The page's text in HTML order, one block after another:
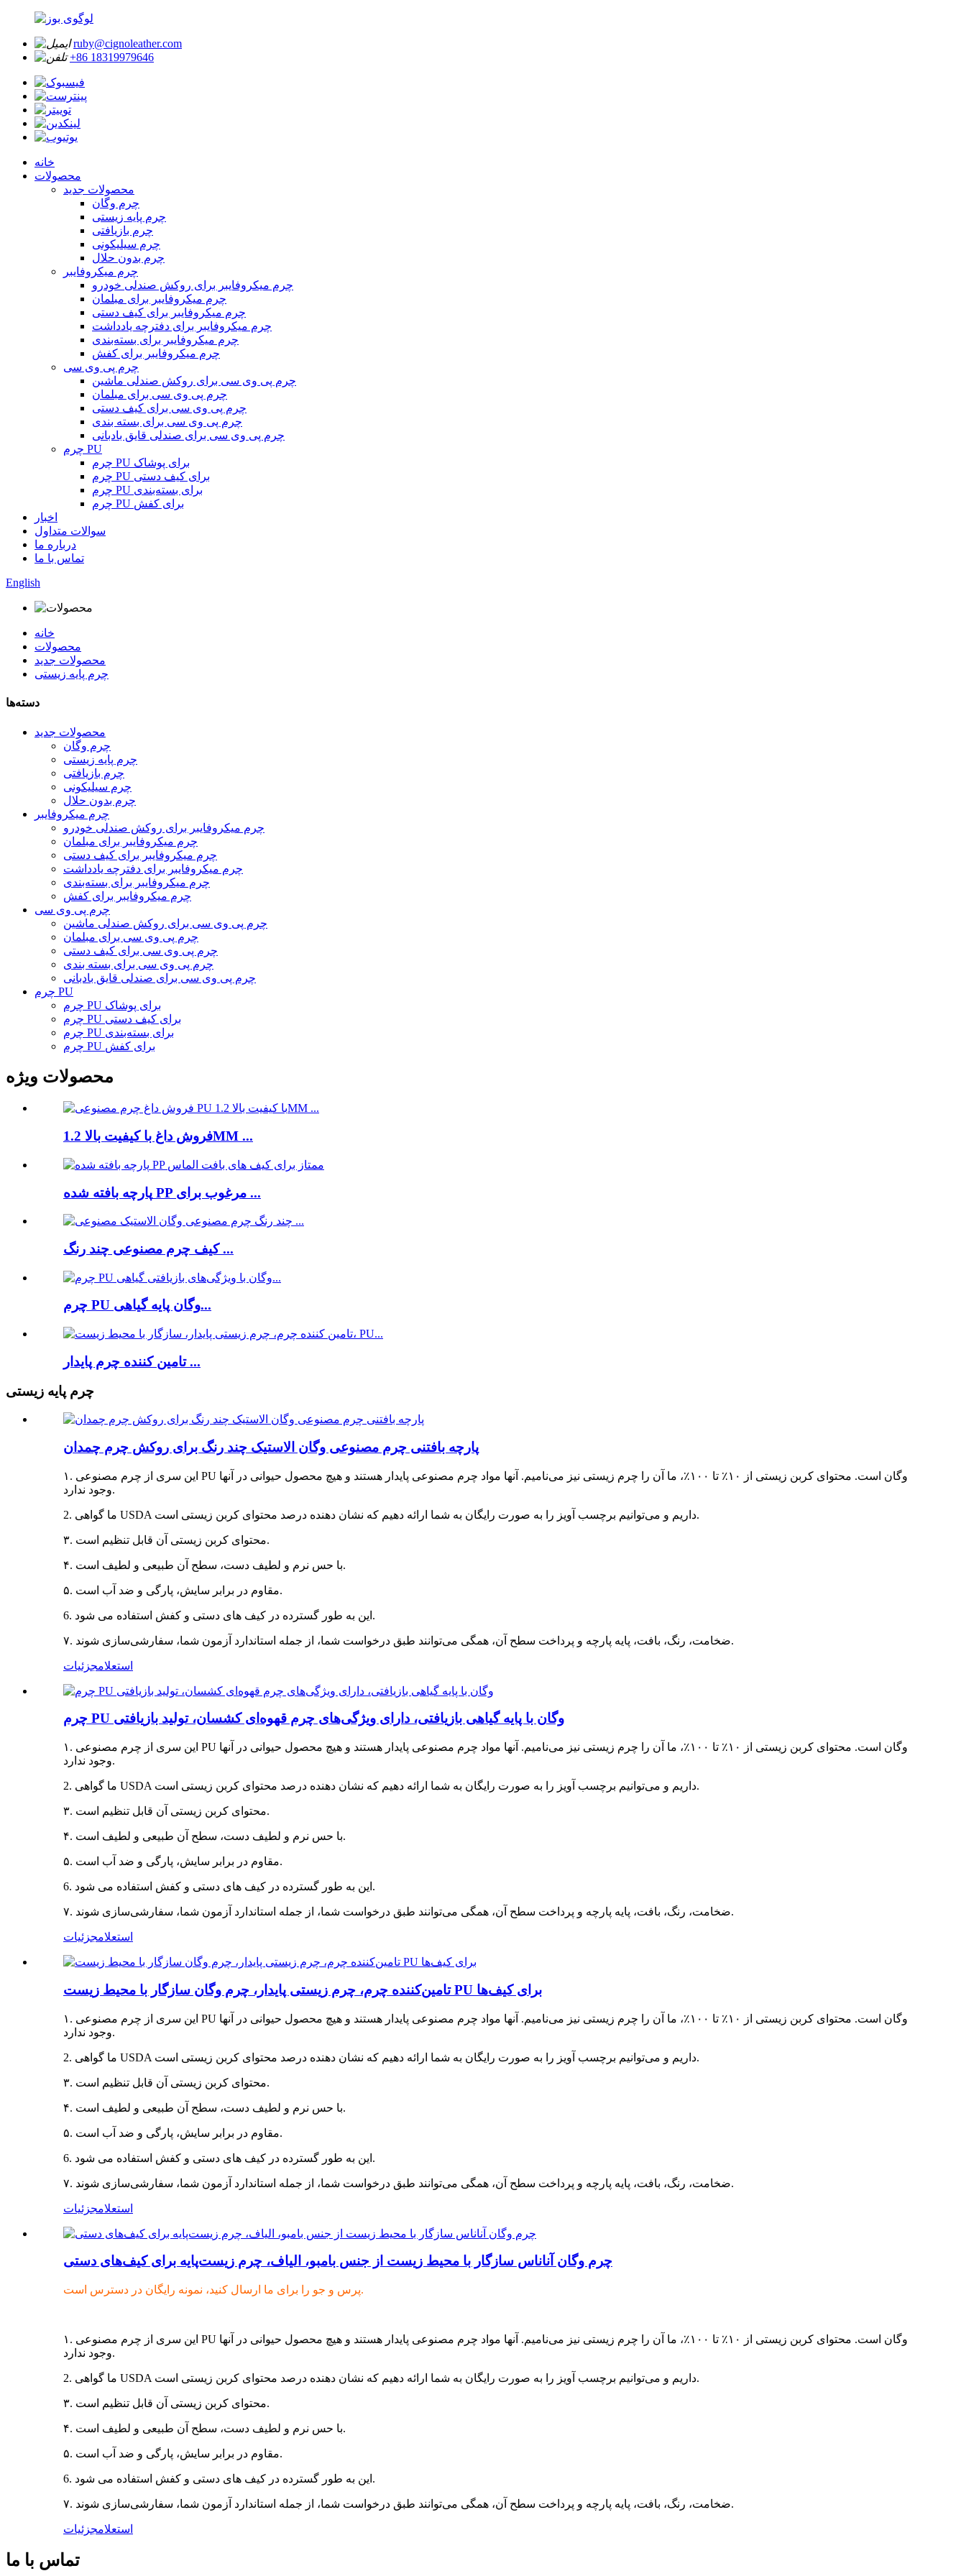
ruby@cignoleather.com
‎+86 18319979646‎
خانه
محصولات
محصولات جدید
چرم وگان
چرم پایه زیستی
چرم بازیافتی
چرم سیلیکونی
چرم بدون حلال
چرم میکروفایبر
چرم میکروفایبر برای روکش صندلی خودرو
چرم میکروفایبر برای مبلمان
چرم میکروفایبر برای کیف دستی
چرم میکروفایبر برای دفترچه یادداشت
چرم میکروفایبر برای بسته‌بندی
چرم میکروفایبر برای کفش
چرم پی وی سی
چرم پی وی سی برای روکش صندلی ماشین
چرم پی وی سی برای مبلمان
چرم پی وی سی برای کیف دستی
چرم پی وی سی برای بسته بندی
چرم پی وی سی برای صندلی قایق بادبانی
چرم PU
چرم PU برای پوشاک
چرم PU برای کیف دستی
چرم PU برای بسته‌بندی
چرم PU برای کفش
اخبار
سوالات متداول
درباره ما
تماس با ما
English
خانه
محصولات
محصولات جدید
چرم پایه زیستی
دسته‌ها
محصولات جدید
چرم وگان
چرم پایه زیستی
چرم بازیافتی
چرم سیلیکونی
چرم بدون حلال
چرم میکروفایبر
چرم میکروفایبر برای روکش صندلی خودرو
چرم میکروفایبر برای مبلمان
چرم میکروفایبر برای کیف دستی
چرم میکروفایبر برای دفترچه یادداشت
چرم میکروفایبر برای بسته‌بندی
چرم میکروفایبر برای کفش
چرم پی وی سی
چرم پی وی سی برای روکش صندلی ماشین
چرم پی وی سی برای مبلمان
چرم پی وی سی برای کیف دستی
چرم پی وی سی برای بسته بندی
چرم پی وی سی برای صندلی قایق بادبانی
چرم PU
چرم PU برای پوشاک
چرم PU برای کیف دستی
چرم PU برای بسته‌بندی
چرم PU برای کفش
محصولات ویژه
فروش داغ با کیفیت بالا 1.2MM ...
پارچه بافته شده PP مرغوب برای ...
کیف چرم مصنوعی چند رنگ ...
چرم PU وگان پایه گیاهی...
تامین کننده چرم پایدار ...
چرم پایه زیستی
پارچه بافتنی چرم مصنوعی وگان الاستیک چند رنگ برای روکش چرم چمدان
۱. این سری از چرم مصنوعی PU وگان است. محتوای کربن زیستی از ۱۰٪ تا ۱۰۰٪، ما آن را چرم زیستی نیز می‌نامیم. آنها مواد چرم مصنوعی پایدار هستند و هیچ محصول حیوانی در آنها
وجود ندارد.
2. ما گواهی USDA داریم و می‌توانیم برچسب آویز را به صورت رایگان به شما ارائه دهیم که نشان دهنده درصد محتوای کربن زیستی است.
۳. محتوای کربن زیستی آن قابل تنظیم است.
۴. با حس نرم و لطیف دست، سطح آن طبیعی و لطیف است.
۵. مقاوم در برابر سایش، پارگی و ضد آب است.
6. این به طور گسترده در کیف های دستی و کفش استفاده می شود.
۷. ضخامت، رنگ، بافت، پایه پارچه و پرداخت سطح آن، همگی می‌توانند طبق درخواست شما، از جمله استاندارد آزمون شما، سفارشی‌سازی شوند.
استعلامجزئیات
چرم PU وگان با پایه گیاهی بازیافتی، دارای ویژگی‌های چرم قهوه‌ای کشسان، تولید بازیافتی
۱. این سری از چرم مصنوعی PU وگان است. محتوای کربن زیستی از ۱۰٪ تا ۱۰۰٪، ما آن را چرم زیستی نیز می‌نامیم. آنها مواد چرم مصنوعی پایدار هستند و هیچ محصول حیوانی در آنها
وجود ندارد.
2. ما گواهی USDA داریم و می‌توانیم برچسب آویز را به صورت رایگان به شما ارائه دهیم که نشان دهنده درصد محتوای کربن زیستی است.
۳. محتوای کربن زیستی آن قابل تنظیم است.
۴. با حس نرم و لطیف دست، سطح آن طبیعی و لطیف است.
۵. مقاوم در برابر سایش، پارگی و ضد آب است.
6. این به طور گسترده در کیف های دستی و کفش استفاده می شود.
۷. ضخامت، رنگ، بافت، پایه پارچه و پرداخت سطح آن، همگی می‌توانند طبق درخواست شما، از جمله استاندارد آزمون شما، سفارشی‌سازی شوند.
استعلامجزئیات
تامین‌کننده چرم، چرم زیستی پایدار، چرم وگان سازگار با محیط زیست PU برای کیف‌ها
۱. این سری از چرم مصنوعی PU وگان است. محتوای کربن زیستی از ۱۰٪ تا ۱۰۰٪، ما آن را چرم زیستی نیز می‌نامیم. آنها مواد چرم مصنوعی پایدار هستند و هیچ محصول حیوانی در آنها
وجود ندارد.
2. ما گواهی USDA داریم و می‌توانیم برچسب آویز را به صورت رایگان به شما ارائه دهیم که نشان دهنده درصد محتوای کربن زیستی است.
۳. محتوای کربن زیستی آن قابل تنظیم است.
۴. با حس نرم و لطیف دست، سطح آن طبیعی و لطیف است.
۵. مقاوم در برابر سایش، پارگی و ضد آب است.
6. این به طور گسترده در کیف های دستی و کفش استفاده می شود.
۷. ضخامت، رنگ، بافت، پایه پارچه و پرداخت سطح آن، همگی می‌توانند طبق درخواست شما، از جمله استاندارد آزمون شما، سفارشی‌سازی شوند.
استعلامجزئیات
چرم وگان آناناس سازگار با محیط زیست از جنس بامبو، الیاف، چرم زیست‌پایه برای کیف‌های دستی
پرس و جو را برای ما ارسال کنید، نمونه رایگان در دسترس است.
۱. این سری از چرم مصنوعی PU وگان است. محتوای کربن زیستی از ۱۰٪ تا ۱۰۰٪، ما آن را چرم زیستی نیز می‌نامیم. آنها مواد چرم مصنوعی پایدار هستند و هیچ محصول حیوانی در آنها
وجود ندارد.
2. ما گواهی USDA داریم و می‌توانیم برچسب آویز را به صورت رایگان به شما ارائه دهیم که نشان دهنده درصد محتوای کربن زیستی است.
۳. محتوای کربن زیستی آن قابل تنظیم است.
۴. با حس نرم و لطیف دست، سطح آن طبیعی و لطیف است.
۵. مقاوم در برابر سایش، پارگی و ضد آب است.
6. این به طور گسترده در کیف های دستی و کفش استفاده می شود.
۷. ضخامت، رنگ، بافت، پایه پارچه و پرداخت سطح آن، همگی می‌توانند طبق درخواست شما، از جمله استاندارد آزمون شما، سفارشی‌سازی شوند.
استعلامجزئیات
تماس با ما